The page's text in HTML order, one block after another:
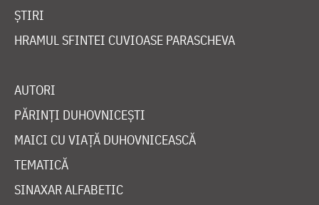
ȘTIRI
HRAMUL SFINTEI CUVIOASE PARASCHEVA
AUTORI
PĂRINȚI DUHOVNICEȘTI
MAICI CU VIAȚĂ DUHOVNICEASCĂ
TEMATICĂ
SINAXAR ALFABETIC